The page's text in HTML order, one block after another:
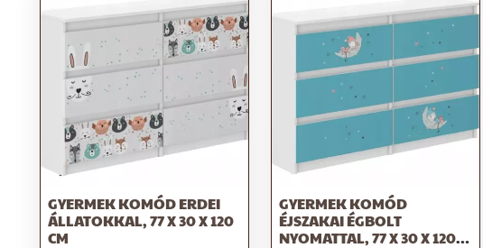
GYERMEK KOMÓD ERDEI
ÁLLATOKKAL, 77 X 30 X 120
CM
GYERMEK KOMÓD
ÉJSZAKAI ÉGBOLT
NYOMATTAL, 77 X 30 X 120